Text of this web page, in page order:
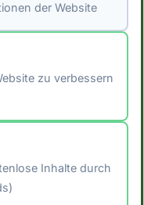
zu erhalten.*
der Website
zu verbessern
Inhalte durch